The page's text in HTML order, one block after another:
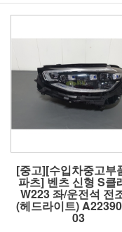
[중고][수입차중고부
파츠] 벤츠 신형 S클
W223 좌/운전석 전
(헤드라이트)
03